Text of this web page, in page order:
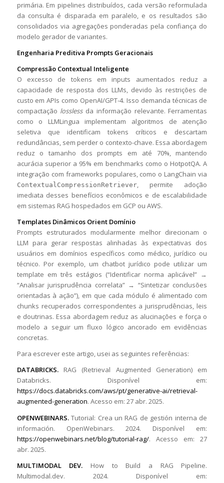
primária. Em pipelines distribuídos, cada versão reformulada
da consulta é disparada em paralelo, e os resultados são
consolidados via agregações ponderadas pela confiança do
modelo gerador de variantes.
Engenharia Preditiva Prompts Geracionais
Compressão Contextual Inteligente
O excesso de tokens em inputs aumentados reduz a
capacidade de resposta dos LLMs, devido às restrições de
custo em APIs como OpenAI/GPT-4. Isso demanda técnicas de
compactação losslessda informação relevante. Ferramentas
como o LLMLingua implementam algoritmos de atenção
seletiva que identificam tokens críticos e descartam
redundâncias, sem perder o contexto-chave. Essa abordagem
reduz o tamanho dos prompts em até 70%, mantendo
acurácia superior a 95% em benchmarks como o HotpotQA. A
integração com frameworks populares, como o LangChain via
ContextualCompressionRetriever, permite adoção
imediata desses benefícios econômicos e de escalabilidade
em sistemas RAG hospedados em GCP ou AWS.
Templates Dinâmicos Orient Domínio
Prompts estruturados modularmente melhor direcionam o
LLM para gerar respostas alinhadas às expectativas dos
usuários em domínios específicos como médico, jurídico ou
técnico. Por exemplo, um chatbot jurídico pode utilizar um
template em três estágios (“Identificar norma aplicável” →
“Analisar jurisprudência correlata” → “Sintetizar conclusões
orientadas à ação”), em que cada módulo é alimentado com
chunks recuperados correspondentes a jurisprudências, leis
e doutrinas. Essa abordagem reduz as alucinações e força o
modelo a seguir um fluxo lógico ancorado em evidências
concretas.
Para escrever este artigo, usei as seguintes referências:
DATABRICKS.RAG (Retrieval Augmented Generation) em
Databricks. Disponível em:
https://docs.databricks.com/aws/pt/generative-ai/retrieval-
augmented-generation. Acesso em: 27 abr. 2025.
OPENWEBINARS.Tutorial: Crea un RAG de gestión interna de
información. OpenWebinars. 2024. Disponível em:
https://openwebinars.net/blog/tutorial-rag/. Acesso em: 27
abr. 2025.
MULTIMODAL DEV. How to Build a RAG Pipeline.
Multimodal.dev. 2024. Disponível em: